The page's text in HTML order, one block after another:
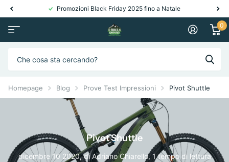
Promozioni Black Friday 2025 fino a Natale
0
Homepage Blog Prove Test Impressioni Pivot Shuttle
Pivot Shuttle
dicembre 10 2020, di Adriano Chiarello, 1 tempo di lettura